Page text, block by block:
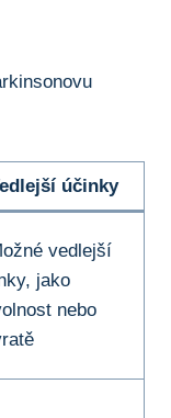
účinky
​vedlejší
jako
nebo